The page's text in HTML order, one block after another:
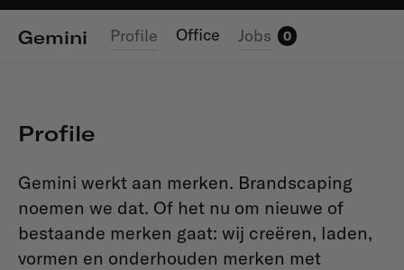
Gemini Profile Office Jobs 0
Profile
Gemini werkt aan merken. Brandscaping
noemen we dat. Of het nu om nieuwe of
bestaande merken gaat: wij creëren, laden,
vormen en onderhouden merken met